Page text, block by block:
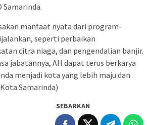
Samarinda.
manfaat nyata dari program-
seperti perbaikan
citra niaga, dan pengendalian banjir.
jabatannya, AH dapat terus berkarya
menjadi kota yang lebih maju dan
Samarinda)
SEBARKAN